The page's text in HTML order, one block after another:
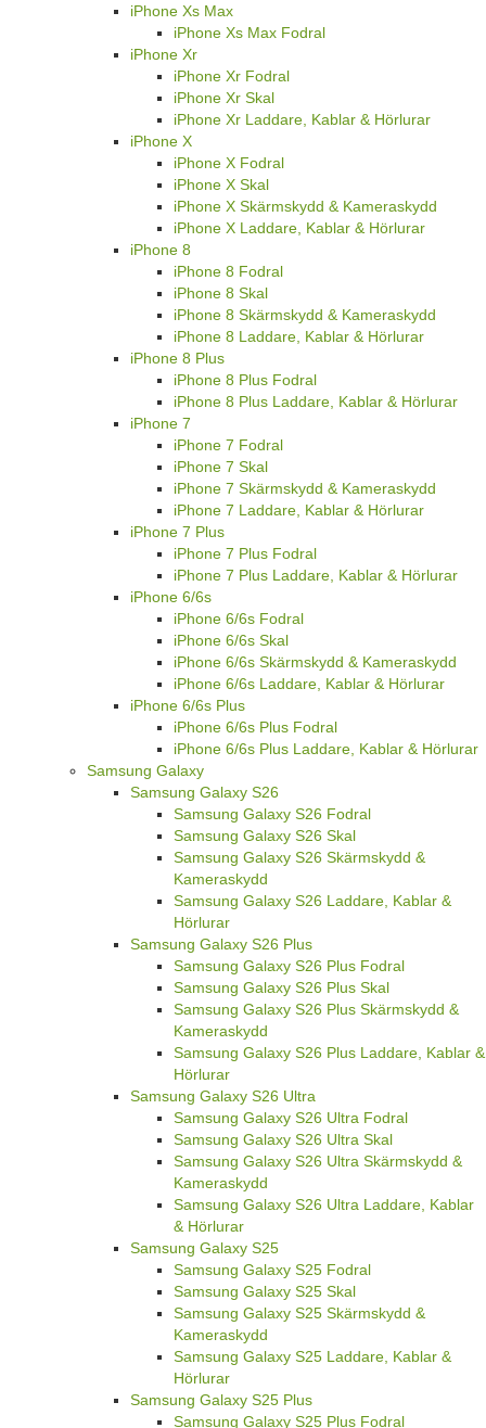
iPhone Xs Max
iPhone Xs Max Fodral
iPhone Xr
iPhone Xr Fodral
iPhone Xr Skal
iPhone Xr Laddare, Kablar & Hörlurar
iPhone X
iPhone X Fodral
iPhone X Skal
iPhone X Skärmskydd & Kameraskydd
iPhone X Laddare, Kablar & Hörlurar
iPhone 8
iPhone 8 Fodral
iPhone 8 Skal
iPhone 8 Skärmskydd & Kameraskydd
iPhone 8 Laddare, Kablar & Hörlurar
iPhone 8 Plus
iPhone 8 Plus Fodral
iPhone 8 Plus Laddare, Kablar & Hörlurar
iPhone 7
iPhone 7 Fodral
iPhone 7 Skal
iPhone 7 Skärmskydd & Kameraskydd
iPhone 7 Laddare, Kablar & Hörlurar
iPhone 7 Plus
iPhone 7 Plus Fodral
iPhone 7 Plus Laddare, Kablar & Hörlurar
iPhone 6/6s
iPhone 6/6s Fodral
iPhone 6/6s Skal
iPhone 6/6s Skärmskydd & Kameraskydd
iPhone 6/6s Laddare, Kablar & Hörlurar
iPhone 6/6s Plus
iPhone 6/6s Plus Fodral
iPhone 6/6s Plus Laddare, Kablar & Hörlurar
Samsung Galaxy
Samsung Galaxy S26
Samsung Galaxy S26 Fodral
Samsung Galaxy S26 Skal
Samsung Galaxy S26 Skärmskydd &
Kameraskydd
Samsung Galaxy S26 Laddare, Kablar &
Hörlurar
Samsung Galaxy S26 Plus
Samsung Galaxy S26 Plus Fodral
Samsung Galaxy S26 Plus Skal
Samsung Galaxy S26 Plus Skärmskydd &
Kameraskydd
Samsung Galaxy S26 Plus Laddare, Kablar &
Hörlurar
Samsung Galaxy S26 Ultra
Samsung Galaxy S26 Ultra Fodral
Samsung Galaxy S26 Ultra Skal
Samsung Galaxy S26 Ultra Skärmskydd &
Kameraskydd
Samsung Galaxy S26 Ultra Laddare, Kablar
& Hörlurar
Samsung Galaxy S25
Samsung Galaxy S25 Fodral
Samsung Galaxy S25 Skal
Samsung Galaxy S25 Skärmskydd &
Kameraskydd
Samsung Galaxy S25 Laddare, Kablar &
Hörlurar
Samsung Galaxy S25 Plus
Samsung Galaxy S25 Plus Fodral